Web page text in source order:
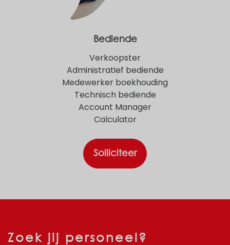
Bediende
Verkoopster
Administratief bediende
Medewerker boekhouding
Technisch bediende
Account Manager
Calculator
Solliciteer
Zoek jij personeel?